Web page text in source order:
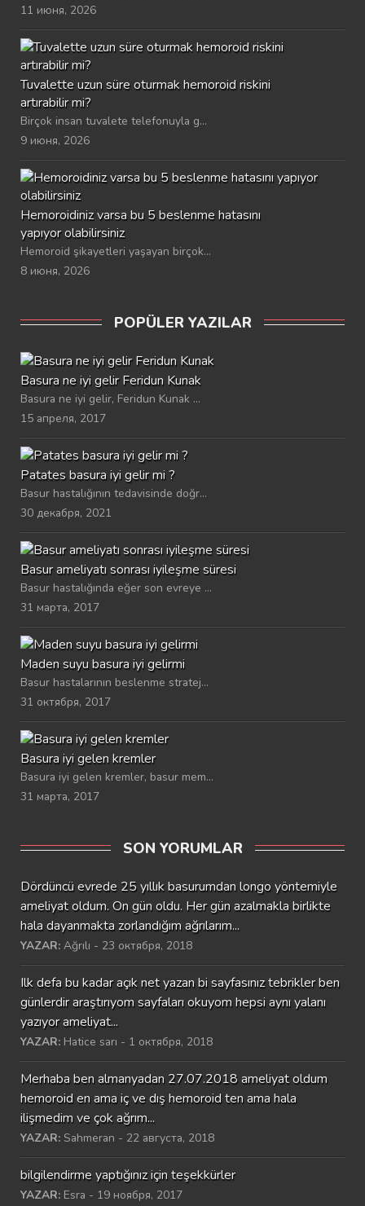
11 июня, 2026
Tuvalette uzun süre oturmak hemoroid riskini
artırabilir mi?
Birçok insan tuvalete telefonuyla g...
9 июня, 2026
Hemoroidiniz varsa bu 5 beslenme hatasını
yapıyor olabilirsiniz
Hemoroid şikayetleri yaşayan birçok...
8 июня, 2026
POPÜLER YAZILAR
Basura ne iyi gelir Feridun Kunak
Basura ne iyi gelir, Feridun Kunak ...
15 апреля, 2017
Patates basura iyi gelir mi ?
Basur hastalığının tedavisinde doğr...
30 декабря, 2021
Basur ameliyatı sonrası iyileşme süresi
Basur hastalığında eğer son evreye ...
31 марта, 2017
Maden suyu basura iyi gelirmi
Basur hastalarının beslenme stratej...
31 октября, 2017
Basura iyi gelen kremler
Basura iyi gelen kremler, basur mem...
31 марта, 2017
SON YORUMLAR
Dördüncü evrede 25 yıllık basurumdan longo yöntemiyle
ameliyat oldum. On gün oldu. Her gün azalmakla birlikte
hala dayanmakta zorlandığım ağrılarım...
YAZAR: Ağrılı - 23 октября, 2018
Ilk defa bu kadar açık net yazan bi sayfasınız tebrikler ben
günlerdir araştırıyom sayfaları okuyom hepsi aynı yalanı
yazıyor ameliyat...
YAZAR: Hatice sarı - 1 октября, 2018
Merhaba ben almanyadan 27.07.2018 ameliyat oldum
hemoroid en ama iç ve dış hemoroid ten ama hala
ilişmedim ve çok ağrım...
YAZAR: Sahmeran - 22 августа, 2018
bilgilendirme yaptığınız için teşekkürler
YAZAR: Esra - 19 ноября, 2017